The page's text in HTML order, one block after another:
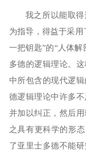
我之所以能取
为指导，得益于采用
一把钥匙”的“人体解
多德的逻辑理论。
中所包含的现代逻
德逻辑理论中许多
并加以纠正，然后
之具有更科学的形
了亚里士多德不能